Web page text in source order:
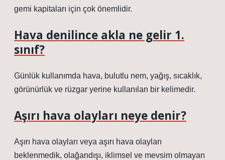
gemi kapitaları için çok önemlidir.
Hava denilince akla ne gelir 1.
sınıf?
Günlük kullanımda hava, bulutlu nem, yağış, sıcaklık,
görünürlük ve rüzgar yerine kullanılan bir kelimedir.
Aşırı hava olayları neye denir?
Aşırı hava olayları veya aşırı hava olayları
beklenmedik, olağandışı, iklimsel ve mevsim olmayan